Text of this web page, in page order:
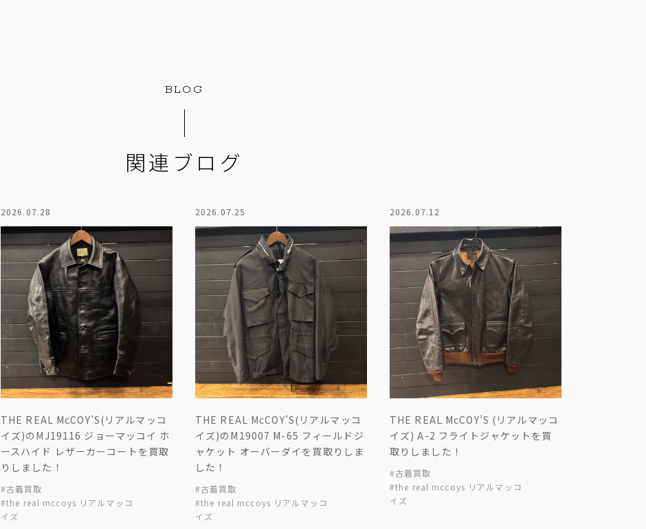
BLOG
関連ブログ
2026.07.28
THE REAL McCOY’S(リアルマッコ
イズ)のMJ19116 ジョーマッコイ ホ
ースハイド レザーカーコートを買取
りしました！
#古着買取
#the real mccoys リアルマッコ
イズ
2026.07.25
THE REAL McCOY’S(リアルマッコ
イズ)のM19007 M-65 フィールドジ
ャケット オーバーダイを買取りしま
した！
#古着買取
#the real mccoys リアルマッコ
イズ
2026.07.12
THE REAL McCOY’S (リアルマッコ
イズ) A-2 フライトジャケットを買
取りしました！
#古着買取
#the real mccoys リアルマッコ
イズ